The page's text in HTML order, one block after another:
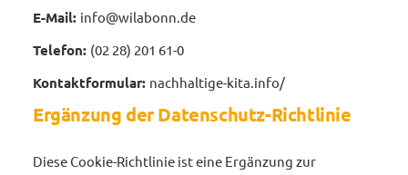
E-Mail: info@wilabonn.de
Telefon: (02 28) 201 61-0
Kontaktformular: nachhaltige-kita.info/
Ergänzung der Datenschutz-Richtlinie
Diese Cookie-Richtlinie ist eine Ergänzung zur